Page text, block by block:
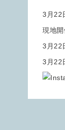
3月22
現地
3月22
3月